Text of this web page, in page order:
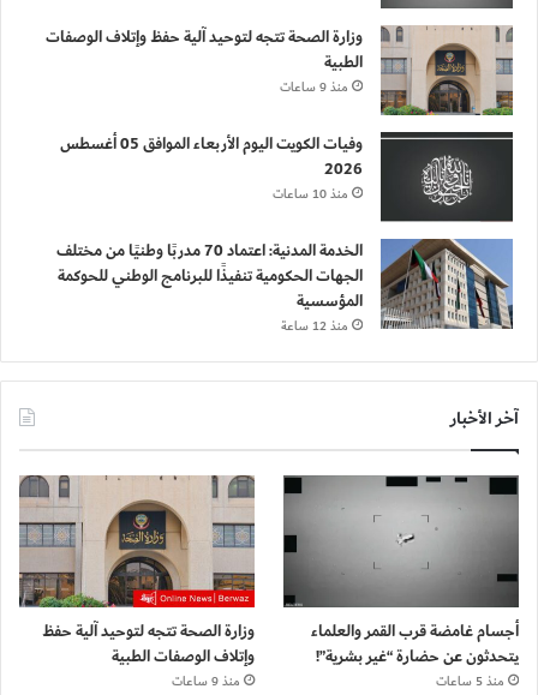
وزارة الصحة تتجه لتوحيد آلية حفظ وإتلاف الوصفات
الطبية
منذ 9 ساعات
وفيات الكويت اليوم الأربعاء الموافق 05 أغسطس
2026
منذ 10 ساعات
الخدمة المدنية: اعتماد 70 مدربًا وطنيًا من مختلف
الجهات الحكومية تنفيذًا للبرنامج الوطني للحوكمة
المؤسسية
منذ 12 ساعة
آخر الأخبار
أجسام غامضة قرب القمر والعلماء
يتحدثون عن حضارة “غير بشرية”!
منذ 5 ساعات
وزارة الصحة تتجه لتوحيد آلية حفظ
وإتلاف الوصفات الطبية
منذ 9 ساعات